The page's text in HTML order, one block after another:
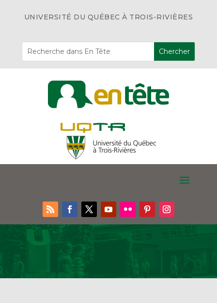
UNIVERSITÉ DU QUÉBEC À TROIS-RIVIÈRES